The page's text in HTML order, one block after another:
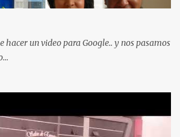
hacer un video para Google.. y nos pasamos